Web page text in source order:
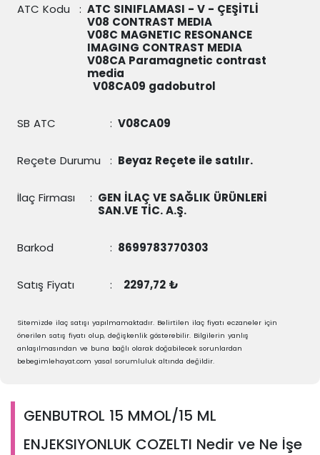
ATC Kodu : ATC SINIFLAMASI - V - ÇEŞİTLİ
V08 CONTRAST MEDIA
V08C MAGNETIC RESONANCE
IMAGING CONTRAST MEDIA
V08CA Paramagnetic contrast
media
V08CA09 gadobutrol
SB ATC : V08CA09
Reçete Durumu : Beyaz Reçete ile satılır.
İlaç Firması : GEN İLAÇ VE SAĞLIK ÜRÜNLERİ
SAN.VE TİC. A.Ş.
Barkod : 8699783770303
Satış Fiyatı : 2297,72 ₺
Sitemizde ilaç satışı yapılmamaktadır. Belirtilen ilaç fiyatı eczaneler için
önerilen satış fiyatı olup, değişkenlik gösterebilir. Bilgilerin yanlış
anlaşılmasından ve buna bağlı olarak doğabilecek sorunlardan
bebegimlehayat.com yasal sorumluluk altında değildir.
GENBUTROL 15 MMOL/15 ML
ENJEKSIYONLUK COZELTI Nedir ve Ne İşe